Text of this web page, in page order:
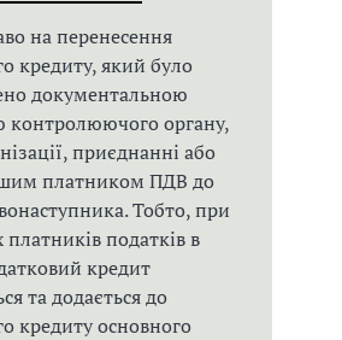
на перенесення
кредиту, який було
документальною
контролюючого органу,
приєднанні або
платником ПДВ до
Тобто, при
платників податків в
кредит
та додається до
кредиту основного